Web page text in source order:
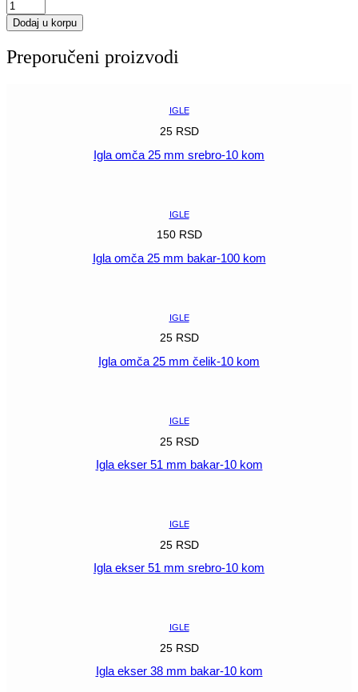
Igla
ekser
51
bakar-
Dodaj u korpu
Preporučeni proizvodi
IGLE
25 RSD
Igla omča 25 mm srebro-10 kom
IGLE
150 RSD
Igla omča 25 mm bakar-100 kom
IGLE
25 RSD
Igla omča 25 mm čelik-10 kom
IGLE
25 RSD
Igla ekser 51 mm bakar-10 kom
IGLE
25 RSD
Igla ekser 51 mm srebro-10 kom
IGLE
25 RSD
Igla ekser 38 mm bakar-10 kom